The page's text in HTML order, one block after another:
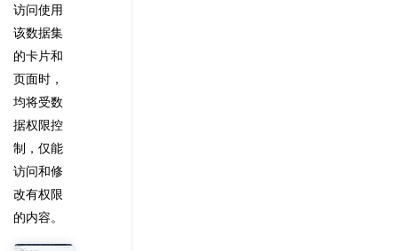
访问使用
该数据集
的卡片和
页面时，
均将受数
据权限控
制，仅能
访问和修
改有权限
的内容。